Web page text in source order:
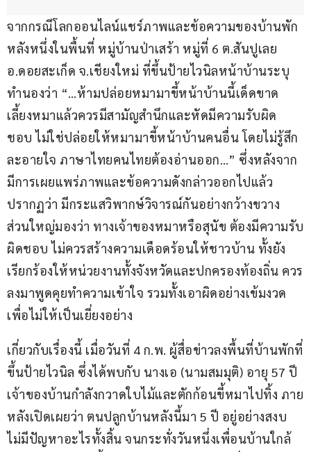
จากกรณีโลกออนไลน์แชร์ภาพและข้อความของบ้านพัก
หลังหนึ่งในพื้นที่ หมู่บ้านป่าเสร้า หมู่ที่ 6 ต.สันปูเลย
อ.ดอยสะเก็ด จ.เชียงใหม่ ที่ขึ้นป้ายไวนิลหน้าบ้านระบุ
ทำนองว่า “…ห้ามปล่อยหมามาขี้หน้าบ้านนี้เด็ดขาด
เลี้ยงหมาแล้วควรมีสามัญสำนึกและหัดมีความรับผิด
ชอบ ไม่ใช่ปล่อยให้หมามาขี้หน้าบ้านคนอื่น โดยไม่รู้สึก
ละอายใจ ภาษาไทยคนไทยต้องอ่านออก…” ซึ่งหลังจาก
มีการเผยแพร่ภาพและข้อความดังกล่าวออกไปแล้ว
ปรากฏว่า มีกระแสวิพากษ์วิจารณ์กันอย่างกว้างขวาง
ส่วนใหญ่มองว่า ทางเจ้าของหมาหรือสุนัข ต้องมีความรับ
ผิดชอบ ไม่ควรสร้างความเดือดร้อนให้ชาวบ้าน ทั้งยัง
เรียกร้องให้หน่วยงานทั้งจังหวัดและปกครองท้องถิ่น ควร
ลงมาพูดคุยทำความเข้าใจ รวมทั้งเอาผิดอย่างเข้มงวด
เพื่อไม่ให้เป็นเยี่ยงอย่าง
เกี่ยวกับเรื่องนี้ เมื่อวันที่ 4 ก.พ. ผู้สื่อข่าวลงพื้นที่บ้านพักที่
ขึ้นป้ายไวนิล ซึ่งได้พบกับ นางเอ (นามสมมุติ) อายุ 57 ปี
เจ้าของบ้านกำลังกวาดใบไม้และตักก้อนขี้หมาไปทิ้ง ภาย
หลังเปิดเผยว่า ตนปลูกบ้านหลังนี้มา 5 ปี อยู่อย่างสงบ
ไม่มีปัญหาอะไรทั้งสิ้น จนกระทั่งวันหนึ่งเพื่อนบ้านใกล้